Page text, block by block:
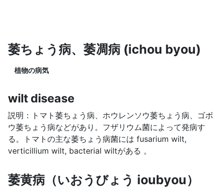
萎ちょう病、萎凋病 (ichou byou)
植物の病気
wilt disease
説明：トマト萎ちょう病、ホウレンソウ萎ちょう病、ゴボ
ウ萎ちょう病などがあり。フザリウム菌によって発病す
る。トマトの主な萎ちょう病菌には fusarium wilt,
verticillium wilt, bacterial wiltがある 。
萎黄病（いおうびょう ioubyou）